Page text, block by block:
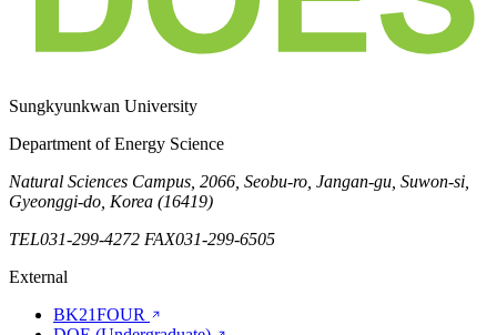
Sungkyunkwan University
Department of Energy Science
Natural Sciences Campus, 2066, Seobu-ro, Jangan-gu, Suwon-si,
Gyeonggi-do, Korea (16419)
TEL031-299-4272 FAX031-299-6505
External
BK21FOUR